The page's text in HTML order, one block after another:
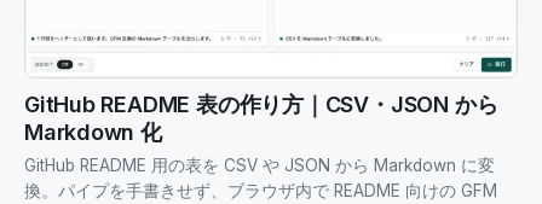
GitHub README 表の作り方｜CSV・JSON から
Markdown 化
GitHub README 用の表を CSV や JSON から Markdown に変
換。パイプを手書きせず、ブラウザ内で README 向けの GFM